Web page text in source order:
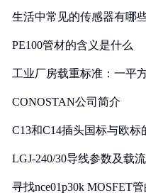
生活中常见的传感器有哪
PE100管材的含义是什么
工业厂房载重标准：一平
CONOSTAN公司简介
C13和C14插头国标与欧
LGJ-240/30导线参数及载
寻找nce01p30k MOSFET